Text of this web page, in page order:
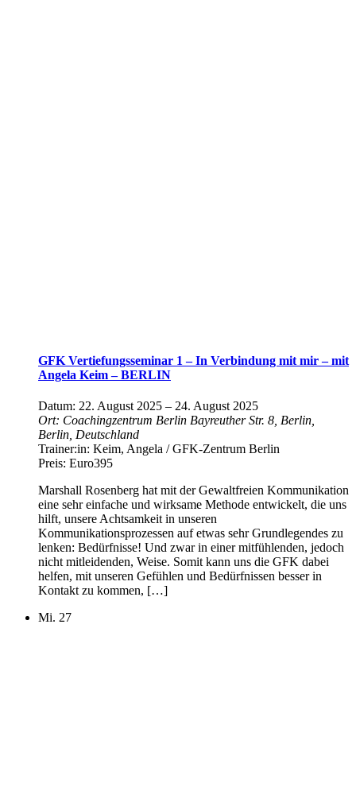
GFK Vertiefungsseminar 1 – In Verbindung mit mir – mit
Angela Keim – BERLIN
Datum: 22. August 2025 – 24. August 2025
Ort: Coachingzentrum Berlin Bayreuther Str. 8, Berlin,
Berlin, Deutschland
Trainer:in: Keim, Angela / GFK-Zentrum Berlin
Preis: Euro395
Marshall Rosenberg hat mit der Gewaltfreien Kommunikation
eine sehr einfache und wirksame Methode entwickelt, die uns
hilft, unsere Achtsamkeit in unseren
Kommunikationsprozessen auf etwas sehr Grundlegendes zu
lenken: Bedürfnisse! Und zwar in einer mitfühlenden, jedoch
nicht mitleidenden, Weise. Somit kann uns die GFK dabei
helfen, mit unseren Gefühlen und Bedürfnissen besser in
Kontakt zu kommen, […]
Mi. 27